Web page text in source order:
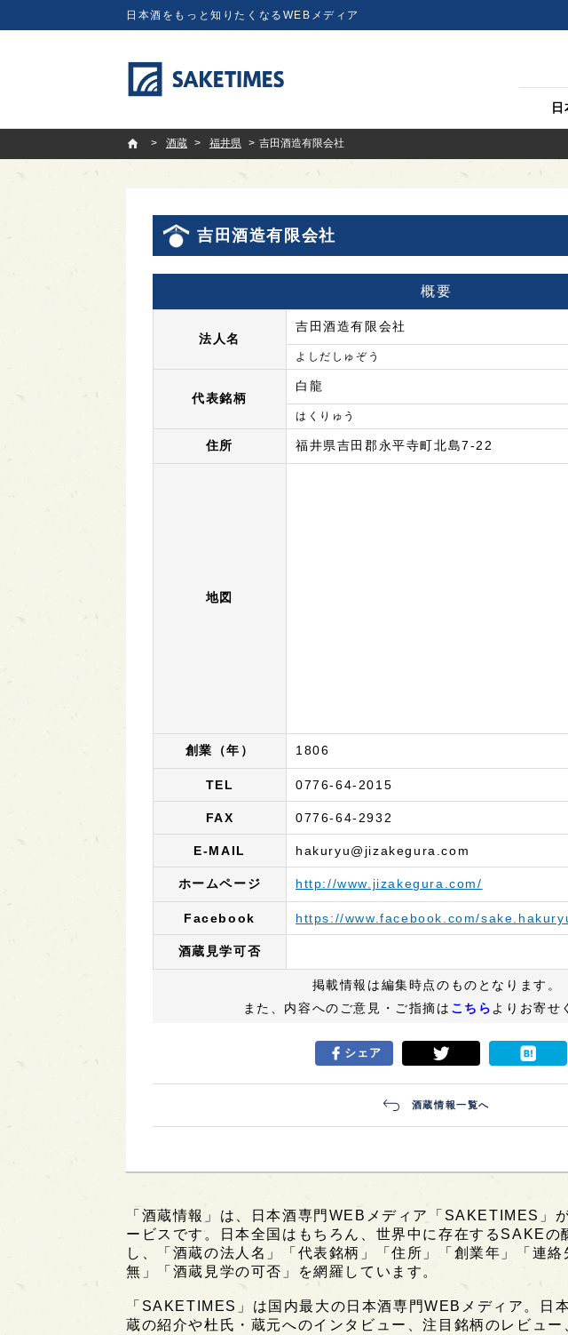
日本酒をもっと知りたくなるWEBメディア
SAKETIMES
酒蔵
福井県 吉田酒造有限会社
吉田酒造有限会社
概要
法人名
吉田酒造有限会社
よしだしゅぞう
代表銘柄
白龍
はくりゅう
住所 福井県吉田郡永平寺町北島7-22
地図
創業（年） 1806
TEL 0776-64-2015
FAX 0776-64-2932
E-MAIL hakuryu@jizakegura.com
ホームページ http://www.jizakegura.com/
Facebook https://www.facebook.com/
酒蔵見学可否
掲載情報は編集時点のものとなります。
また、内容へのご意見・ご指摘は こちら よりお寄せ
シェア
酒蔵情報一覧へ
「酒蔵情報」は、日本酒専門WEBメディア「SAKETIMES」
ービスです。日本全国はもちろん、世界中に存在するSAKEの
し、「酒蔵の法人名」「代表銘柄」「住所」「創業年」「連
無」「酒蔵見学の可否」を網羅しています。
「SAKETIMES」は国内最大の日本酒専門WEBメディア。日
蔵の紹介や杜氏・蔵元へのインタビュー、注目銘柄のレビュー